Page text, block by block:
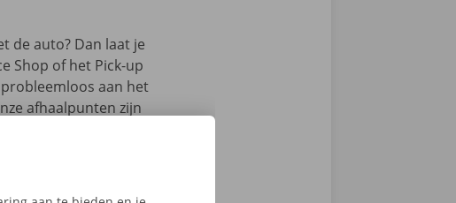
de auto? Dan laat je
Shop of het Pick-up
aan het
afhaalpunten zijn